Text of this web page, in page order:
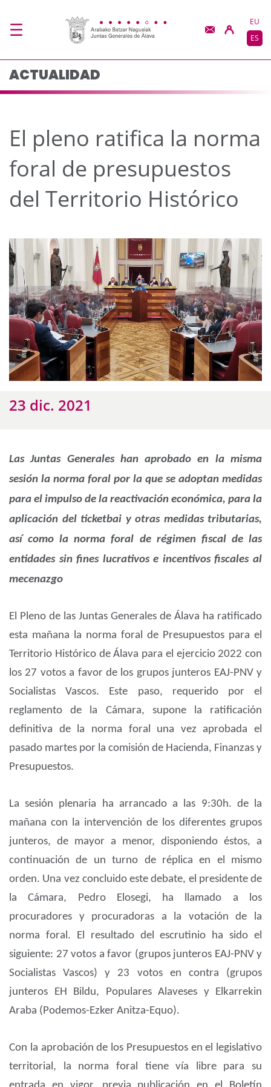
El pleno ratifica la
EU
ES
ACTUALIDAD
El pleno ratifica la norma
foral de presupuestos
del Territorio Histórico
23 dic. 2021
Las Juntas Generales han aprobado en la misma
sesión la norma foral por la que se adoptan medidas
para el impulso de la reactivación económica, para la
aplicación del ticketbai y otras medidas tributarias,
así como la norma foral de régimen fiscal de las
entidades sin fines lucrativos e incentivos fiscales al
mecenazgo
El Pleno de las Juntas Generales de Álava ha ratificado
esta mañana la norma foral de Presupuestos para el
Territorio Histórico de Álava para el ejercicio 2022 con
los 27 votos a favor de los grupos junteros EAJ-PNV y
Socialistas Vascos. Este paso, requerido por el
reglamento de la Cámara, supone la ratificación
definitiva de la norma foral una vez aprobada el
pasado martes por la comisión de Hacienda, Finanzas y
Presupuestos.
La sesión plenaria ha arrancado a las 9:30h. de la
mañana con la intervención de los diferentes grupos
junteros, de mayor a menor, disponiendo éstos, a
continuación de un turno de réplica en el mismo
orden. Una vez concluido este debate, el presidente de
la Cámara, Pedro Elosegi, ha llamado a los
procuradores y procuradoras a la votación de la
norma foral. El resultado del escrutinio ha sido el
siguiente: 27 votos a favor (grupos junteros EAJ-PNV y
Socialistas Vascos) y 23 votos en contra (grupos
junteros EH Bildu, Populares Alaveses y Elkarrekin
Araba (Podemos-Ezker Anitza-Equo).
Con la aprobación de los Presupuestos en el legislativo
territorial, la norma foral tiene vía libre para su